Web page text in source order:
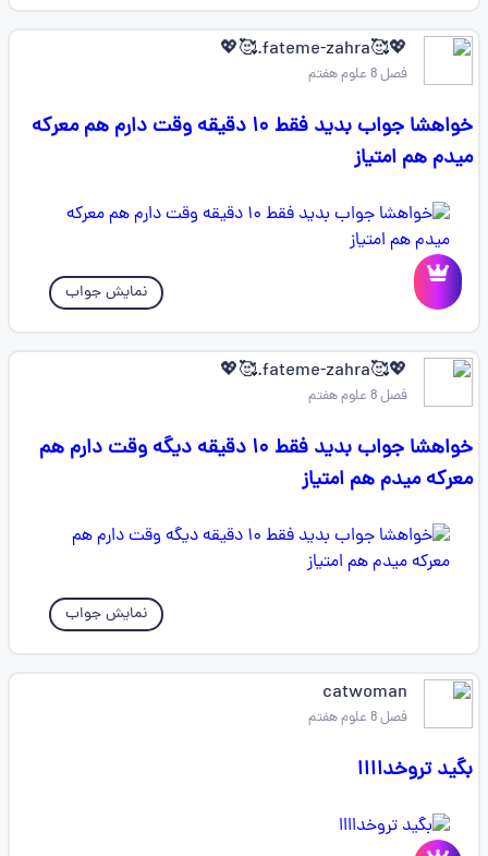
💖🥰fateme-zahra.🥰💖
فصل 8 علوم هفتم
خواهشا جواب بدید فقط ۱۰ دقیقه وقت دارم هم معرکه
میدم هم امتیاز
نمایش جواب
💖🥰fateme-zahra.🥰💖
فصل 8 علوم هفتم
خواهشا جواب بدید فقط ۱۰ دقیقه دیگه وقت دارم هم
معرکه میدم هم امتیاز
نمایش جواب
catwoman
فصل 8 علوم هفتم
بگید تروخداااا